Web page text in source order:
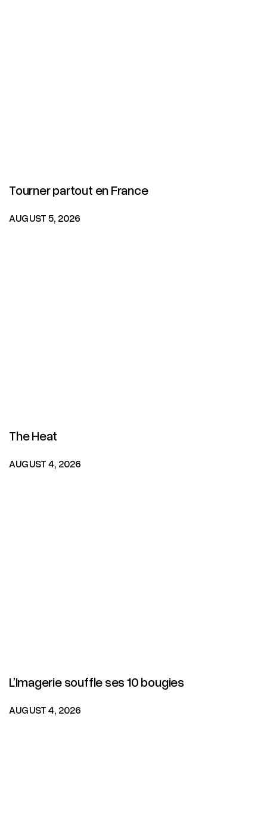
Tourner partout en France
AUGUST 5, 2026
The Heat
AUGUST 4, 2026
L’Imagerie souffle ses 10 bougies
AUGUST 4, 2026